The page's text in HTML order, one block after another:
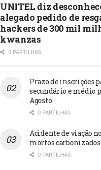
UNITEL diz
alegado pedido de
hackers de 300 mil
kwanzas
0 PARTILHAS
Prazo de inscrições
secundário e médio
Agosto
0 PARTILHAS
Acidente de viação
mortos carbonizados
0 PARTILHAS